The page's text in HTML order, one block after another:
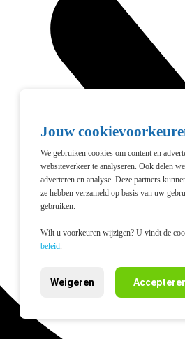
Jouw
We gebruiken cookies om content en
websiteverkeer te analyseren. Ook delen
adverteren en analyse. Deze partners
ze hebben verzameld op basis van uw
gebruiken.
Wilt u voorkeuren wijzigen? U vindt de
beleid.
Weigeren